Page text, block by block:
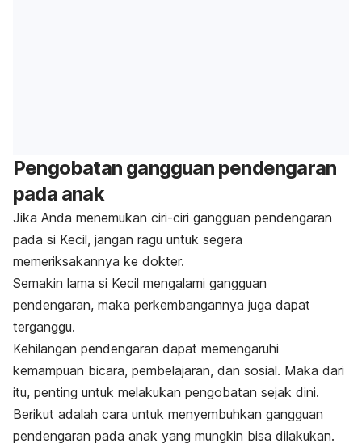
Pengobatan gangguan pendengaran
pada anak
Jika Anda menemukan ciri-ciri gangguan pendengaran
pada si Kecil, jangan ragu untuk segera
memeriksakannya ke dokter.
Semakin lama si Kecil mengalami gangguan
pendengaran, maka perkembangannya juga dapat
terganggu.
Kehilangan pendengaran dapat memengaruhi
kemampuan bicara, pembelajaran, dan sosial. Maka dari
itu, penting untuk melakukan pengobatan sejak dini.
Berikut adalah cara untuk menyembuhkan gangguan
pendengaran pada anak yang mungkin bisa dilakukan.